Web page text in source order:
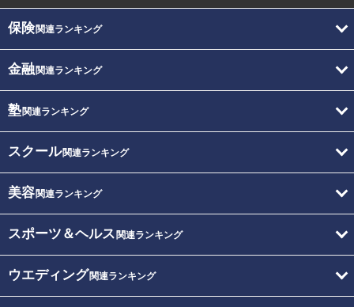
保険関連ランキング
金融関連ランキング
塾関連ランキング
スクール関連ランキング
美容関連ランキング
スポーツ＆ヘルス 関連ランキング
ウエディング関連ランキング